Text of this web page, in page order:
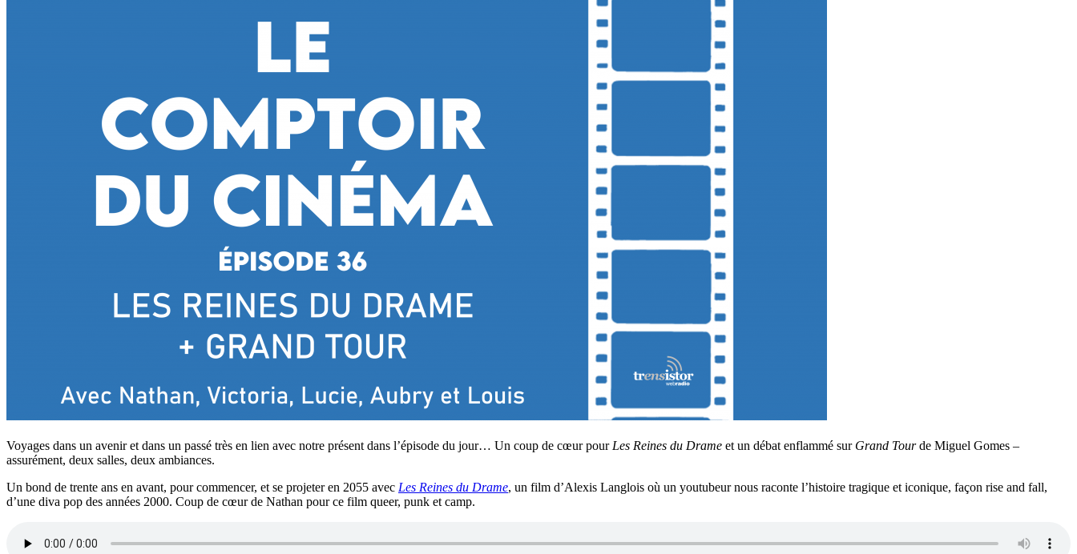
Voyages dans un avenir et dans un passé très en lien avec notre présent dans l’épisode du jour… Un coup de cœur pour Les Reines du Drame et un débat enflammé sur Grand Tourde Miguel Gomes –
assurément, deux salles, deux ambiances.
Un bond de trente ans en avant, pour commencer, et se projeter en 2055 avec Les Reines du Drame, un film d’Alexis Langlois où un youtubeur nous raconte l’histoire tragique et iconique, façon rise and fall,
d’une diva pop des années 2000. Coup de cœur de Nathan pour ce film queer, punk et camp.